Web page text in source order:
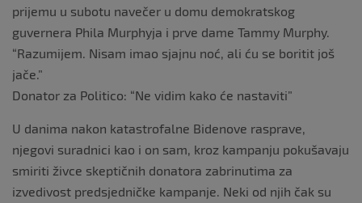
prijemu u subotu navečer u domu demokratskog
guvernera Phila Murphyja i prve dame Tammy Murphy.
“Razumijem. Nisam imao sjajnu noć, ali ću se boritit još
jače.”
Donator za Politico: “Ne vidim kako će nastaviti”
U danima nakon katastrofalne Bidenove rasprave,
njegovi suradnici kao i on sam, kroz kampanju pokušavaju
smiriti živce skeptičnih donatora zabrinutima za
izvedivost predsjedničke kampanje. Neki od njih čak su